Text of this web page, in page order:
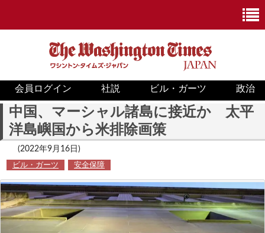
ニュース
政治
ホワイトハウス
COVID-19
米国内
会員ログイン 社説 ビル・ガーツ 政治
中国、マーシャル諸島に接近か 太平
洋島嶼国から米排除画策
(2022年9月16日)
ビル・ガーツ 安全保障